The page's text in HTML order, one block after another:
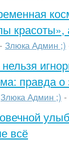
Злюка Админ ;)
правда
Злюка Админ ;) -
всё